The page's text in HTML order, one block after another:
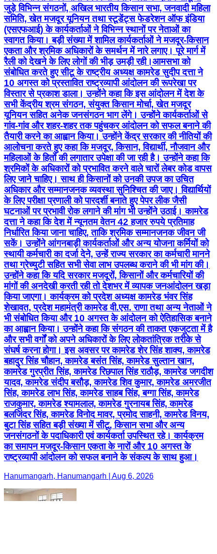
जुड़े विभिन्न संगठनों, अखिल भारतीय किसान सभा, जनवादी महिला
समिति, खेत मजदूर यूनियन तथा स्टूडेंट्स फेडरेशन ऑफ इंडिया
(एसएफआई) के कार्यकर्ताओं ने विभिन्न स्थानों पर नेताओं का
स्वागत किया। बड़ी संख्या में शामिल कार्यकर्ताओं ने मजदूर-किसान
एकता और श्रमिक अधिकारों के समर्थन में नारे लगाए। पूरे मार्ग में
रैली को देखने के लिए लोगों की भीड़ उमड़ी रही।आमसभा को
संबोधित करते हुए सीटू के राष्ट्रीय अध्यक्ष कामरेड सुदीप दत्ता ने
10 अगस्त को प्रस्तावित राष्ट्रव्यापी आंदोलन की रूपरेखा पर
विस्तार से प्रकाश डाला। उन्होंने कहा कि इस आंदोलन में देश के
सभी केंद्रीय श्रम संगठन, संयुक्त किसान मोर्चा, खेत मजदूर
यूनियन सहित अनेक जनसंगठन भाग लेंगे। उन्होंने कार्यकर्ताओं से
गांव-गांव और शहर-शहर तक पहुंचकर आंदोलन को सफल बनाने की
तैयारी करने का आह्वान किया। उन्होंने केंद्र सरकार की नीतियों की
आलोचना करते हुए कहा कि मजदूर, किसान, विद्यार्थी, नौजवान और
महिलाओं के हितों की लगातार उपेक्षा की जा रही है। उन्होंने कहा कि
श्रमिकों के अधिकारों को प्रभावित करने वाले चारों लेबर कोड वापस
लिए जाने चाहिए। साथ ही किसानों को उनकी उपज का उचित
अधिकार और सम्मानजनक व्यवस्था सुनिश्चित की जाए। विद्यार्थियों
के लिए परीक्षा प्रणाली को पारदर्शी बनाते हुए पेपर लीक जैसी
घटनाओं पर प्रभावी रोक लगाने की मांग भी उन्होंने उठाई। कामरेड
दत्ता ने कहा कि देश में न्यूनतम वेतन 42 हजार रुपये प्रतिमाह
निर्धारित किया जाना चाहिए, ताकि श्रमिक सम्मानजनक जीवन जी
सकें। उन्होंने आंगनबाड़ी कार्यकर्ताओं और अन्य योजना कर्मियों को
स्थायी कर्मचारी का दर्जा देने, उन्हें राज्य सरकार का कर्मचारी मानने
तथा ग्रेच्युटी सहित सभी सेवा लाभ उपलब्ध कराने की भी मांग की।
उन्होंने कहा कि यदि सरकार मजदूरों, किसानों और कर्मचारियों की
मांगों की अनदेखी करती रही तो देशभर में व्यापक जनआंदोलन खड़ा
किया जाएगा। कार्यक्रम को प्रदेश अध्यक्ष कामरेड भंवर सिंह
शेखावत, प्रदेश महामंत्री कामरेड वी.एस. राणा तथा अन्य नेताओं ने
भी संबोधित किया और 10 अगस्त के आंदोलन को ऐतिहासिक बनाने
का आह्वान किया। उन्होंने कहा कि संगठन की ताकत एकजुटता में है
और सभी वर्गों को अपने अधिकारों के लिए लोकतांत्रिक तरीके से
संघर्ष करना होगा। इस अवसर पर कामरेड शेर सिंह शाक्य, कामरेड
बहादुर सिंह चौहान, कामरेड बसंत सिंह, कामरेड सुल्तान खान,
कामरेड गुरप्रीत सिंह, कामरेड रिछपाल सिंह राठौड़, कामरेड जगदीश
यादव, कामरेड संदीप बसौड़, कामरेड शिव कुमार, कामरेड अमरजीत
सिंह, कामरेड लाभ सिंह, कामरेड साहब सिंह, बग्गा सिंह, कामरेड
राजकुमार, कामरेड श्यामलाल, कामरेड गुरनायब सिंह, कामरेड
बलजिंदर सिंह, कामरेड विनोद मावर, प्रमोद साहनी, कामरेड विनय,
बुटा सिंह सहित बड़ी संख्या में सीटू, किसान सभा और अन्य
जनसंगठनों के पदाधिकारी एवं कार्यकर्ता उपस्थित रहे। कार्यक्रम
का समापन मजदूर-किसान एकता के नारों और 10 अगस्त के
राष्ट्रव्यापी आंदोलन को सफल बनाने के संकल्प के साथ हुआ।
Hanumangarh, Hanumangarh | Aug 6, 2026